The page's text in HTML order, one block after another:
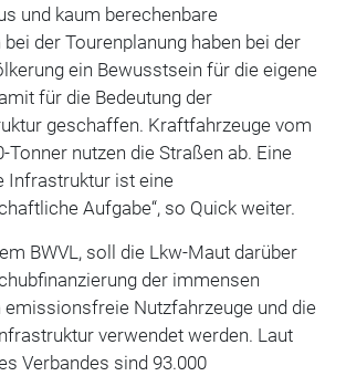
und kaum berechenbare
der Tourenplanung haben bei der
ein Bewusstsein für die eigene
für die Bedeutung der
geschaffen. Kraftfahrzeuge vom
Tonner nutzen die Straßen ab. Eine
Infrastruktur ist eine
Aufgabe“, so Quick weiter.
BWVL, soll die Lkw-Maut darüber
der immensen
emissionsfreie Nutzfahrzeuge und die
verwendet werden. Laut
Verbandes sind 93.000